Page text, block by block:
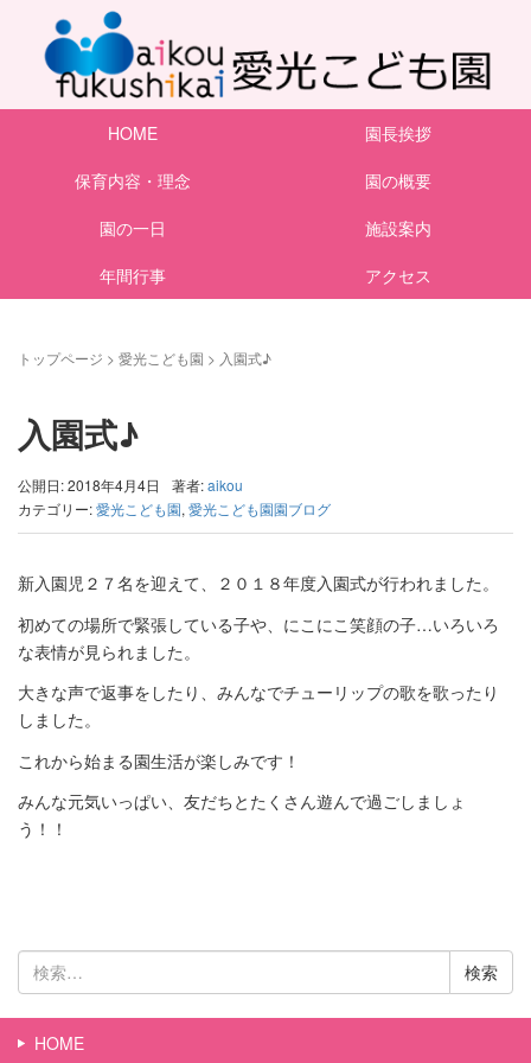
HOME
園長挨拶
保育内容・理念
園の概要
園の一日
施設案内
年間行事
アクセス
トップページ > 愛光こども園 > 入園式♪
入園式♪
公開日: 2018年4月4日 著者:aikou
カテゴリー:愛光こども園, 愛光こども園園ブログ
新入園児２７名を迎えて、２０１８年度入園式が行われました。
初めての場所で緊張している子や、にこにこ笑顔の子…いろいろ
な表情が見られました。
大きな声で返事をしたり、みんなでチューリップの歌を歌ったり
しました。
これから始まる園生活が楽しみです！
みんな元気いっぱい、友だちとたくさん遊んで過ごしましょ
う！！
検
索:
HOME